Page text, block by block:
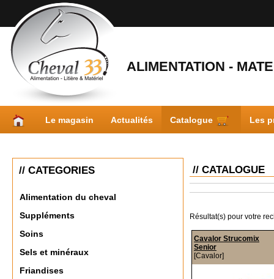
ALIMENTATION -
Le magasin Actualités Catalogue Les
// CATEGORIES
Alimentation du cheval
Suppléments
Soins
Sels et minéraux
Friandises
// CATALOGUE
Résultat(s) pour votre
Cavalor Strucomix
Senior
[Cavalor]